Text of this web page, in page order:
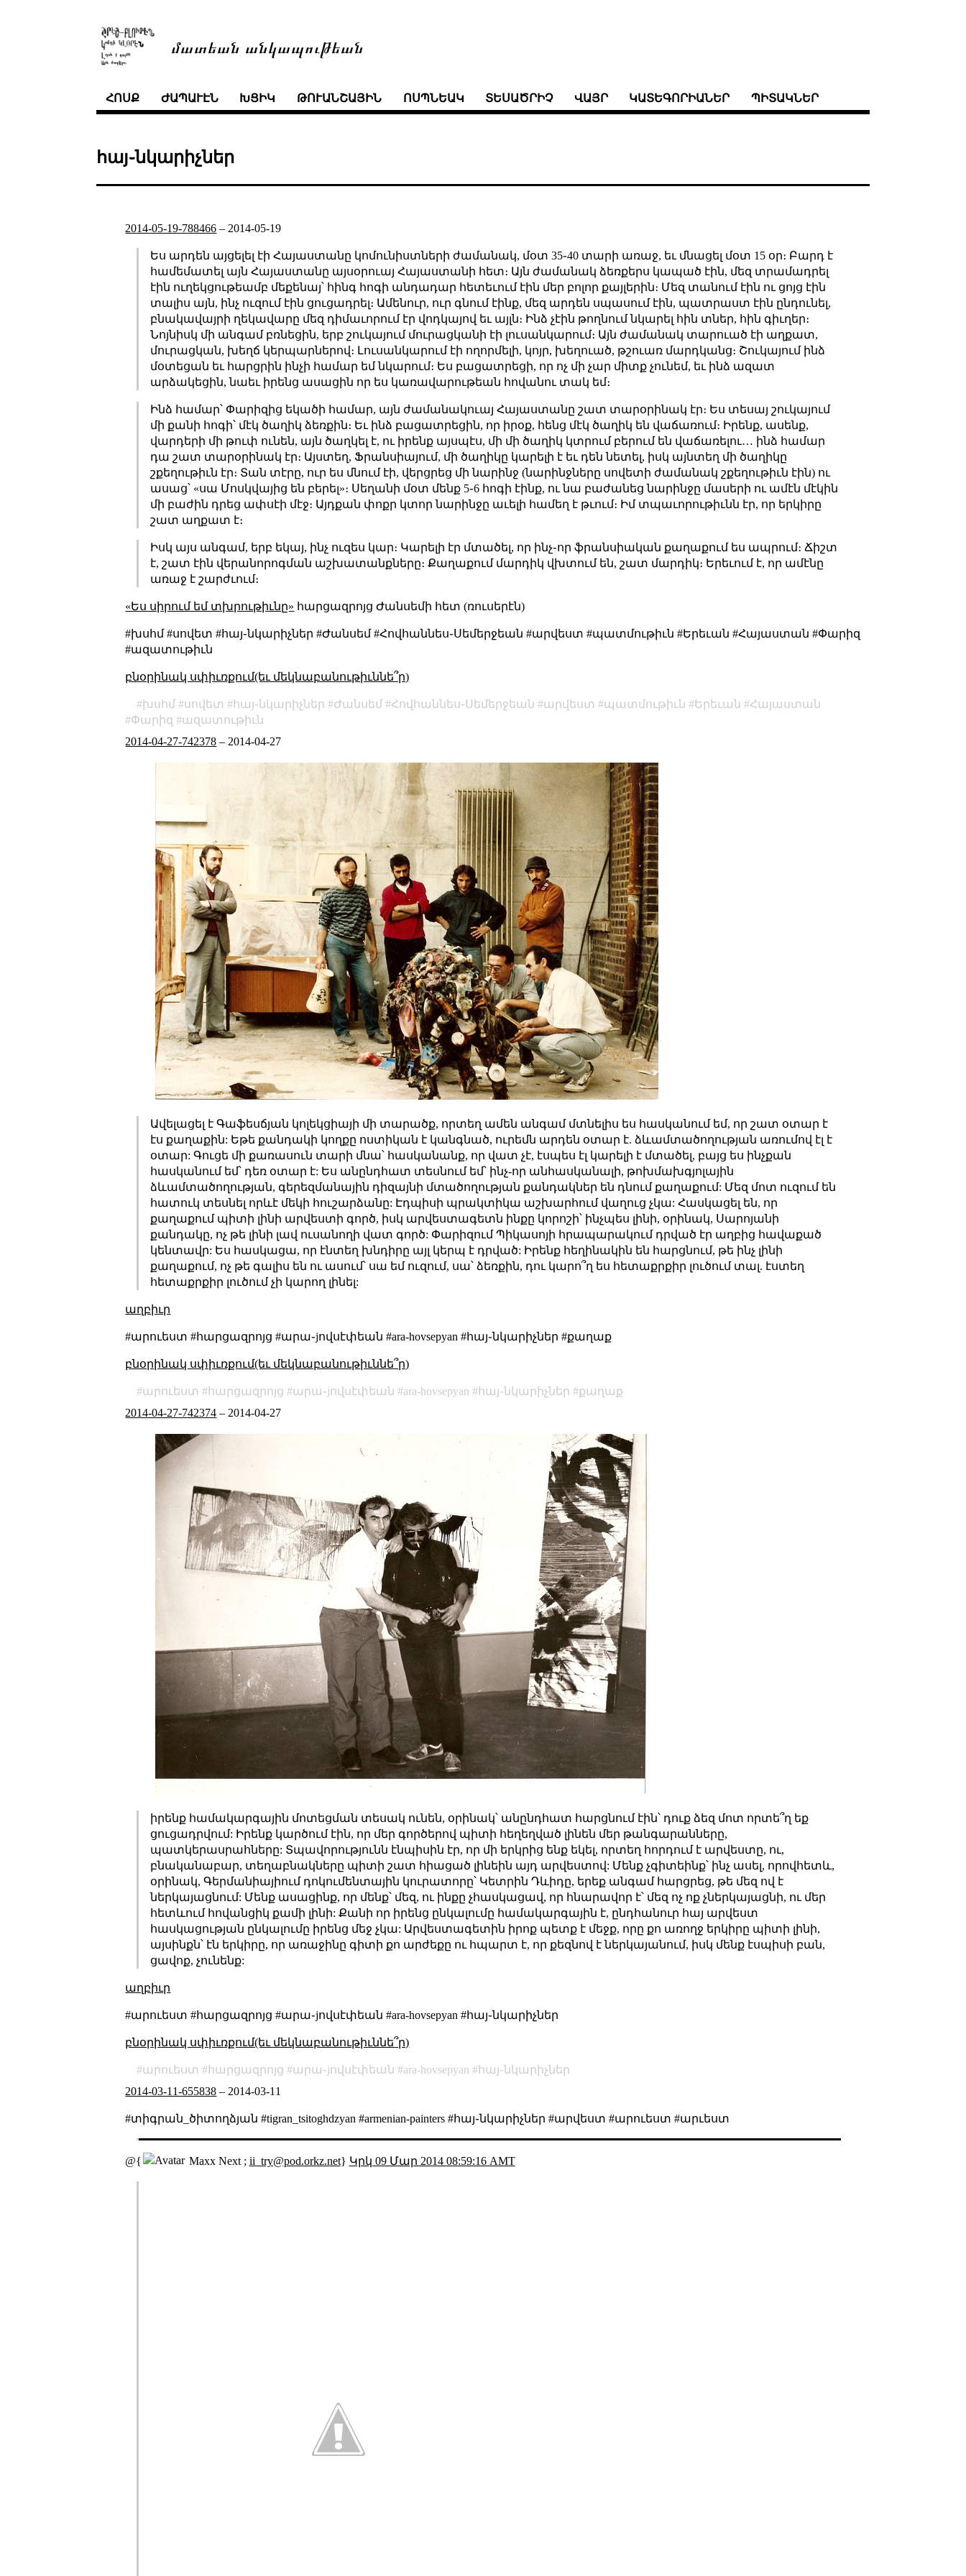
մատեան անկապութեան
ՀՈՍՔ ԺԱՊԱՒԷՆ ԽՑԻԿ ԹՈՒԱՆՇԱՅԻՆ ՈՍՊՆԵԱԿ ՏԵՍԱԾՐԻՉ ՎԱՅՐ ԿԱՏԵԳՈՐԻԱՆԵՐ ՊԻՏԱԿՆԵՐ
հայ֊նկարիչներ
2014-05-19-788466 – 2014-05-19
Ես արդեն այցելել էի Հայաստանը կոմունիստների ժամանակ, մօտ 35֊40 տարի առաջ, եւ մնացել մօտ 15 օր։ Բարդ է
համեմատել այն Հայաստանը այսօրուայ Հայաստանի հետ։ Այն ժամանակ ձեռքերս կապած էին, մեզ տրամադրել
էին ուղեկցութեամբ մեքենայ՝ հինգ հոգի անդադար հետեւում էին մեր բոլոր քայլերին։ Մեզ տանում էին ու ցոյց էին
տալիս այն, ինչ ուզում էին ցուցադրել։ Ամենուր, ուր գնում էինք, մեզ արդեն սպասում էին, պատրաստ էին ընդունել,
բնակավայրի ղեկավարը մեզ դիմաւորում էր վոդկայով եւ այլն։ Ինձ չէին թողնում նկարել հին տներ, հին գիւղեր։
Նոյնիսկ մի անգամ բռնեցին, երբ շուկայում մուրացկանի էի լուսանկարում։ Այն ժամանակ տարուած էի աղքատ,
մուրացկան, խեղճ կերպարներով։ Լուսանկարում էի ողորմելի, կոյր, խեղուած, թշուառ մարդկանց։ Շուկայում ինձ
մօտեցան եւ հարցրին ինչի համար եմ նկարում։ Ես բացատրեցի, որ ոչ մի չար միտք չունեմ, եւ ինձ ազատ
արձակեցին, նաեւ իրենց ասացին որ ես կառավարութեան հովանու տակ եմ։
Ինձ համար՝ Փարիզից եկածի համար, այն ժամանակուայ Հայաստանը շատ տարօրինակ էր։ Ես տեսայ շուկայում
մի քանի հոգի՝ մէկ ծաղիկ ձեռքին։ Եւ ինձ բացատրեցին, որ իրօք, հենց մէկ ծաղիկ են վաճառում։ Իրենք, ասենք,
վարդերի մի թուփ ունեն, այն ծաղկել է, ու իրենք այսպէս, մի մի ծաղիկ կտրում բերում են վաճառելու… ինձ համար
դա շատ տարօրինակ էր։ Այստեղ, Ֆրանսիայում, մի ծաղիկը կարելի է եւ դեն նետել, իսկ այնտեղ մի ծաղիկը
շքեղութիւն էր։ Տան տէրը, ուր ես մնում էի, վերցրեց մի նարինջ (նարինջները սովետի ժամանակ շքեղութիւն էին) ու
ասաց՝ «սա Մոսկվայից են բերել»։ Սեղանի մօտ մենք 5֊6 հոգի էինք, ու նա բաժանեց նարինջը մասերի ու ամէն մէկին
մի բաժին դրեց ափսէի մէջ։ Այդքան փոքր կտոր նարինջը աւելի համեղ է թւում։ Իմ տպաւորութիւնն էր, որ երկիրը
շատ աղքատ է։
Իսկ այս անգամ, երբ եկայ, ինչ ուզես կար։ Կարելի էր մտածել, որ ինչ֊որ ֆրանսիական քաղաքում ես ապրում։ Ճիշտ
է, շատ էին վերանորոգման աշխատանքները։ Քաղաքում մարդիկ վխտում են, շատ մարդիկ։ Երեւում է, որ ամէնը
առաջ է շարժւում։
«Ես սիրում եմ տխրութիւնը» հարցազրոյց Ժանսեմի հետ (ռուսերէն)
#խսհմ #սովետ #հայ֊նկարիչներ #Ժանսեմ #Հովհաննես֊Սեմերջեան #արվեստ #պատմութիւն #Երեւան #Հայաստան #Փարիզ
#ազատութիւն
բնօրինակ սփիւռքում(եւ մեկնաբանութիւննե՞ր)
խսհմ սովետ հայ֊նկարիչներ Ժանսեմ Հովհաննես֊Սեմերջեան արվեստ պատմութիւն Երեւան
Հայաստան
Փարիզ
ազատութիւն
2014-04-27-742378 – 2014-04-27
Ավելացել է Գաֆեսճյան կոլեկցիայի մի տարածք, որտեղ ամեն անգամ մտնելիս ես հասկանում եմ, որ շատ օտար է
էս քաղաքին: Եթե քանդակի կողքը ոստիկան է կանգնած, ուրեմն արդեն օտար է. ձևամտածողության առումով էլ է
օտար: Գուցե մի քառասուն տարի մնա՝ հասկանանք, որ վատ չէ, էսպես էլ կարելի է մտածել, բայց ես ինչքան
հասկանում եմ՝ դեռ օտար է: Ես անընդհատ տեսնում եմ՝ ինչ-որ անհասկանալի, թոխմախգյոլային
ձևամտածողության, գերեզմանային դիզայնի մտածողության քանդակներ են դնում քաղաքում: Մեզ մոտ ուզում են
հատուկ տեսնել որևէ մեկի հուշարձանը: Էդպիսի պրակտիկա աշխարհում վաղուց չկա: Հասկացել են, որ
քաղաքում պիտի լինի արվեստի գործ, իսկ արվեստագետն ինքը կորոշի՝ ինչպես լինի, օրինակ, Սարոյանի
քանդակը, ոչ թե լինի լավ ուսանողի վատ գործ: Փարիզում Պիկասոյի հրապարակում դրված էր աղբից հավաքած
կենտավր: Ես հասկացա, որ էնտեղ խնդիրը այլ կերպ է դրված: Իրենք հեղինակին են հարցնում, թե ինչ լինի
քաղաքում, ոչ թե գալիս են ու ասում՝ սա եմ ուզում, սա՝ ձեռքին, դու կարո՞ղ ես հետաքրքիր լուծում տալ. էստեղ
հետաքրքիր լուծում չի կարող լինել:
աղբիւր
#արուեստ #հարցազրոյց #արա֊jովսէփեան #ara-hovsepyan #հայ֊նկարիչներ #քաղաք
բնօրինակ սփիւռքում(եւ մեկնաբանութիւննե՞ր)
արուեստ հարցազրոյց արա֊jովսէփեան ara-hovsepyan հայ֊նկարիչներ
քաղաք
2014-04-27-742374 – 2014-04-27
իրենք համակարգային մոտեցման տեսակ ունեն, օրինակ՝ անընդհատ հարցնում էին՝ դուք ձեզ մոտ որտե՞ղ եք
ցուցադրվում: Իրենք կարծում էին, որ մեր գործերով պիտի հեղեղված լինեն մեր թանգարանները,
պատկերասրահները: Տպավորությունն էնպիսին էր, որ մի երկրից ենք եկել, որտեղ հորդում է արվեստը, ու,
բնականաբար, տեղաբնակները պիտի շատ հիացած լինեին այդ արվեստով: Մենք չգիտեինք՝ ինչ ասել, որովհետև,
օրինակ, Գերմանիայիում դոկումենտային կուրատորը՝ Կետրին Դևիդը, երեք անգամ հարցրեց, թե մեզ ով է
ներկայացնում: Մենք ասացինք, որ մենք՝ մեզ, ու ինքը չհասկացավ, որ հնարավոր է՝ մեզ ոչ ոք չներկայացնի, ու մեր
հետևում հովանցիկ քամի լինի: Քանի որ իրենց ընկալումը համակարգային է, ընդհանուր հայ արվեստ
հասկացության ընկալումը իրենց մեջ չկա: Արվեստագետին իրոք պետք է մեջք, որը քո առողջ երկիրը պիտի լինի,
այսինքն՝ էն երկիրը, որ առաջինը գիտի քո արժեքը ու հպարտ է, որ քեզնով է ներկայանում, իսկ մենք էսպիսի բան,
ցավոք, չունենք:
աղբիւր
#արուեստ #հարցազրոյց #արա֊jովսէփեան #ara-hovsepyan #հայ֊նկարիչներ
բնօրինակ սփիւռքում(եւ մեկնաբանութիւննե՞ր)
արուեստ հարցազրոյց արա֊jովսէփեան ara-hovsepyan
հայ֊նկարիչներ
2014-03-11-655838 – 2014-03-11
#տիգրան_ծիտողձյան #tigran_tsitoghdzyan #armenian-painters #հայ֊նկարիչներ #արվեստ #արուեստ #արւեստ
@{ Maxx Next ; ii_try@pod.orkz.net} Կրկ 09 Մար 2014 08:59:16 AMT